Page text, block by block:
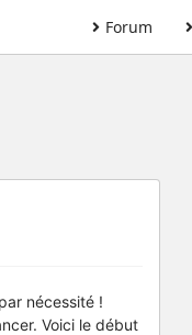
Forum
nécessité !
Voici le début